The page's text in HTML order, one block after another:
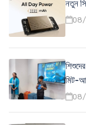
নতুন
মিট-